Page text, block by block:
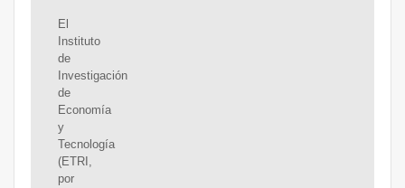
El
Instituto
de
Investigación
de
Economía
y
Tecnología
(ETRI,
por